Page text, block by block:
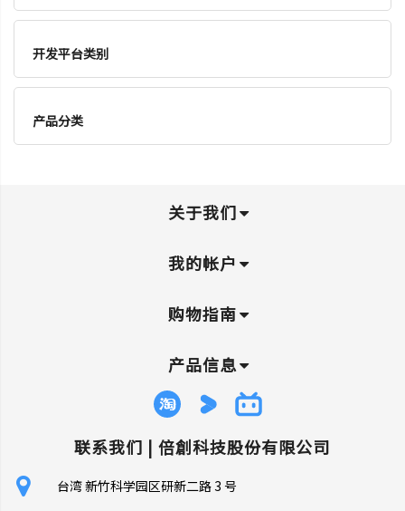
开发平台类别
产品分类
关于我们
我的帐户
购物指南
产品信息
联系我们 | 倍創科技股份有限公司
台湾 新竹科学园区研新二路 3 号